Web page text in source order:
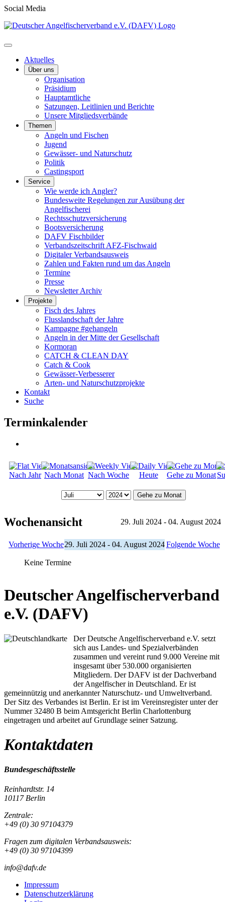
Social Media
Aktuelles
Über uns
Organisation
Präsidium
Hauptamtliche
Satzungen, Leitlinien und Berichte
Unsere Mitgliedsverbände
Themen
Angeln und Fischen
Jugend
Gewässer- und Naturschutz
Politik
Castingsport
Service
Wie werde ich Angler?
Bundesweite Regelungen zur Ausübung der
Angelfischerei
Rechtsschutzversicherung
Bootsversicherung
DAFV Fischbilder
Verbandszeitschrift AFZ-Fischwaid
Digitaler Verbandsausweis
Zahlen und Fakten rund um das Angeln
Termine
Presse
Newsletter Archiv
Projekte
Fisch des Jahres
Flusslandschaft der Jahre
Kampagne #gehangeln
Angeln in der Mitte der Gesellschaft
Kormoran
CATCH & CLEAN DAY
Catch & Cook
Gewässer-Verbesserer
Arten- und Naturschutzprojekte
Kontakt
Suche
Terminkalender
Nach Jahr Nach Monat Nach Woche Heute Gehe zu Monat
Gehe zu Monat
Wochenansicht 29. Juli 2024 - 04. August 2024
Vorherige Woche29. Juli 2024 - 04. August 2024Folgende Woche
Keine Termine
Deutscher Angelfischerverband
e.V. (DAFV)
Der Deutsche Angelfischerverband e.V. setzt
sich aus Landes- und Spezialverbänden
zusammen und vereint rund 9.000 Vereine mit
insgesamt über 530.000 organisierten
Mitgliedern. Der DAFV ist der Dachverband
der Angelfischer in Deutschland. Er ist
gemeinnützig und anerkannter Naturschutz- und Umweltverband.
Der Sitz des Verbandes ist Berlin. Er ist im Vereinsregister unter der
Nummer 32480 B beim Amtsgericht Berlin Charlottenburg
eingetragen und arbeitet auf Grundlage seiner Satzung.
Kontaktdaten
Bundesgeschäftsstelle
Reinhardtstr. 14
10117 Berlin
Zentrale:
+49 (0) 30 97104379
Fragen zum digitalen Verbandsausweis:
+49 (0) 30 97104399
info@dafv.de
Impressum
Datenschutzerklärung